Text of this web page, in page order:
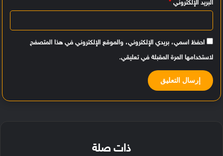
البريد الإلكتروني *
احفظ اسمي، بريدي الإلكتروني، والموقع الإلكتروني في هذا المتصفح
لاستخدامها المرة المقبلة في تعليقي.
ذات صلة